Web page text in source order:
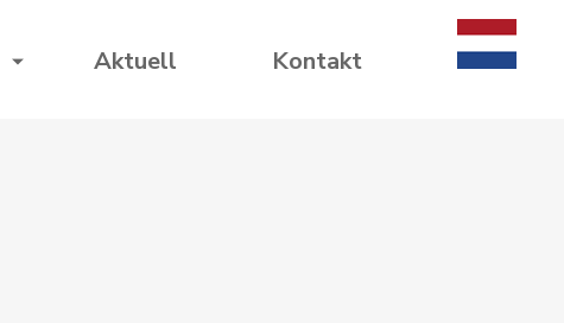
Aktuell Kontakt